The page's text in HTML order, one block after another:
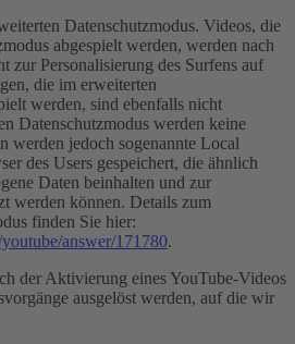
Datenschutzmodus. Videos, die
abgespielt werden, werden nach
zur Personalisierung des Surfens auf
die im erweiterten
werden, sind ebenfalls nicht
Datenschutzmodus werden keine
werden jedoch sogenannte Local
des Users gespeichert, die ähnlich
Daten beinhalten und zur
werden können. Details zum
finden Sie hier:
answer/171780.
der Aktivierung eines YouTube-Videos
ausgelöst werden, auf die wir